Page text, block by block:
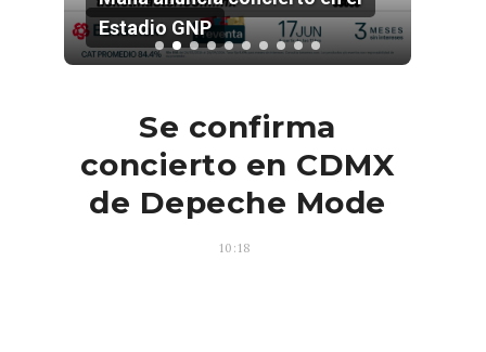
Estadio GNP
Se confirma
concierto en CDMX
de Depeche Mode
10:18